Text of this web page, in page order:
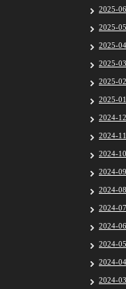
2025-06
2025-05
2025-04
2025-03
2025-02
2025-01
2024-12
2024-11
2024-10
2024-09
2024-08
2024-07
2024-06
2024-05
2024-04
2024-03